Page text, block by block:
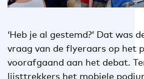
‘Heb je al gestemd?’ Dat was
vraag van de flyeraars op het
voorafgaand aan het debat.
lijsttrekkers het mobiele